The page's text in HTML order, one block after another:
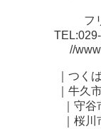
フ
//
｜つく
｜牛久
｜守
｜桜